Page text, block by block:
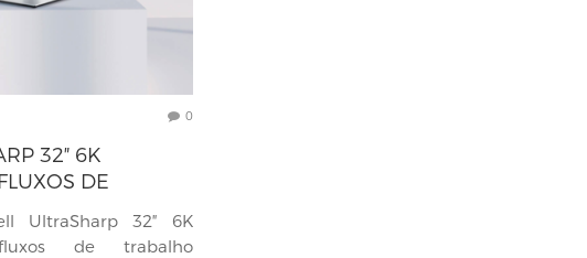
0
32″ 6K
DE
UltraSharp 32″ 6K
de trabalho